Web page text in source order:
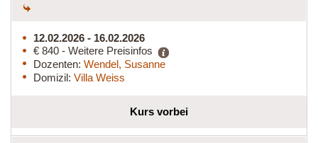
12.02.2026 - 16.02.2026
€ 840 - Weitere Preisinfos
Dozenten: Wendel, Susanne
Domizil: Villa Weiss
Kurs vorbei